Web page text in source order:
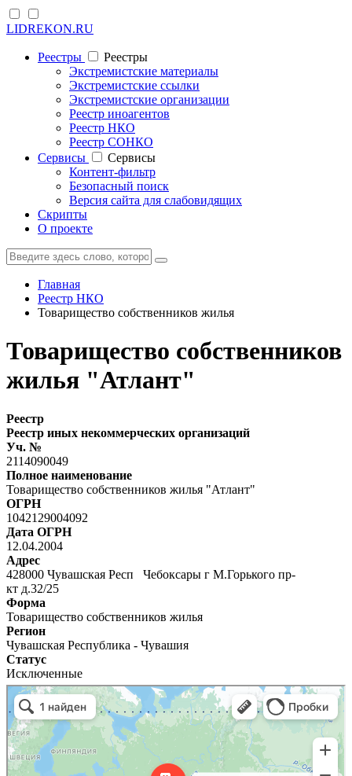
LIDREKON.RU
Реестры
Реестры
Экстремистские материалы
Экстремистские ссылки
Экстремистские организации
Реестр иноагентов
Реестр НКО
Реестр СОНКО
Cервисы
Cервисы
Контент-фильтр
Безопасный поиск
Версия сайта для слабовидящих
Скрипты
О проекте
Главная
Реестр НКО
Товарищество собственников жилья
Товарищество собственников
жилья "Атлант"
Реестр
Реестр иных некоммерческих организаций
Уч. №
2114090049
Полное наименование
Товарищество собственников жилья "Атлант"
ОГРН
1042129004092
Дата ОГРН
12.04.2004
Адрес
428000 Чувашская Респ Чебоксары г М.Горького пр-
кт д.32/25
Форма
Товарищество собственников жилья
Регион
Чувашская Республика - Чувашия
Статус
Исключенные